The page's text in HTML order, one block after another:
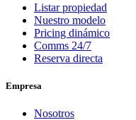
Listar propiedad
Nuestro modelo
Pricing dinámico
Comms 24/7
Reserva directa
Empresa
Nosotros